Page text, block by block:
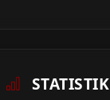
STATISTIK